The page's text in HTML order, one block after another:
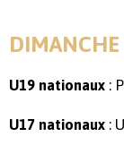
U19 nationaux :
U17 nationaux :